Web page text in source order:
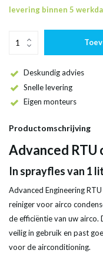
levering binnen 5
Deskundig advies
Snelle levering
Eigen monteurs
Productomschrijving
Advanced RTU
In sprayfles van 1
Advanced Engineering
reiniger voor airco
de efficiëntie van uw airco.
veilig in gebruik en past
voor de airconditioning.